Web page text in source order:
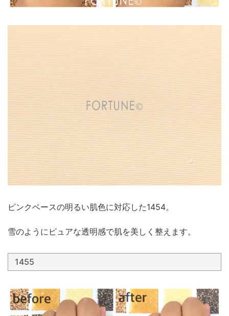
ピンクベースの明るい肌色に対応した1454。
雪のようにピュアな透明感で肌を美しく整えます。
1455